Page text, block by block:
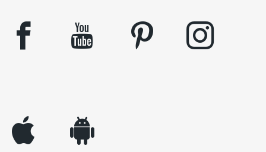
facebook youtube pinterest instagram
appleinc android